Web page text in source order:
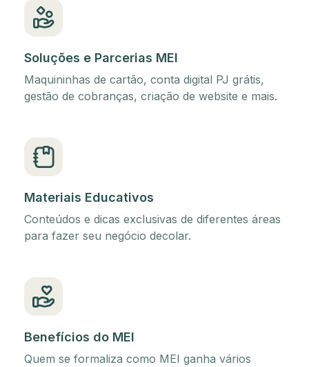
Soluções e Parcerias MEI
Maquininhas de cartão, conta digital PJ grátis,
gestão de cobranças, criação de website e mais.
Materiais Educativos
Conteúdos e dicas exclusivas de diferentes áreas
para fazer seu negócio decolar.
Benefícios do MEI
Quem se formaliza como MEI ganha vários